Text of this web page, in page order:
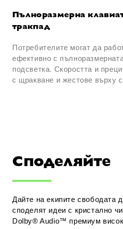
Пълноразмерна
тракпад
Потребителите могат да
ефективно с
подсветка. Скоростта и
с щракване и жестове върху
Споделяйте
Дайте на екипите свободата
споделят идеи с кристално
Dolby® Audio™ премиум